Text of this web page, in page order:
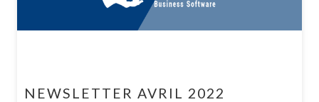
NEWSLETTER AVRIL 2022